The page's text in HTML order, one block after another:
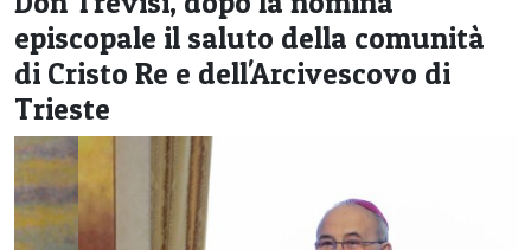
LA STORIA
SPETTACOLI
L'EDITORIALE
SEZIONI
CERCA
episcopale il saluto della comunità
di Cristo Re e dell'Arcivescovo di
Trieste